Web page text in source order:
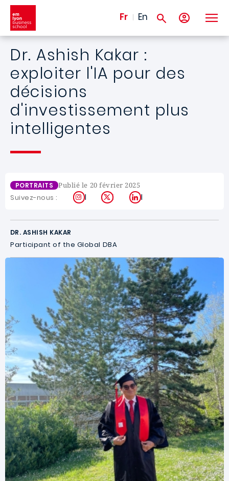
Aller au contenu principal
Fr En
Dr. Ashish Kakar :
exploiter l'IA pour des
décisions
d'investissement plus
intelligentes
PORTRAITS Publié le 20 février 2025
Suivez-nous : Instagram
X LinkedIn
DR. ASHISH KAKAR
Participant of the Global DBA